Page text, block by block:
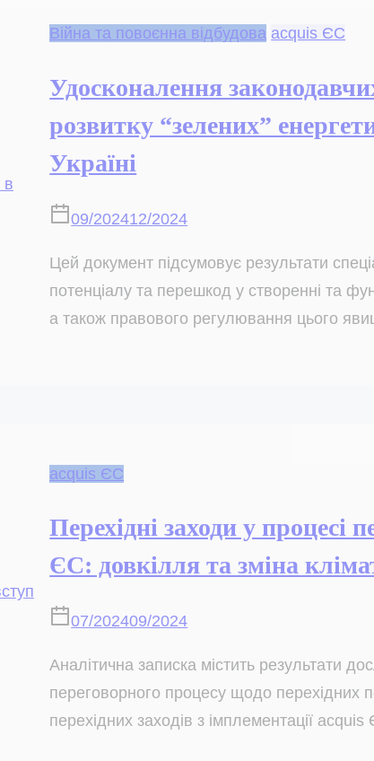
Війна та повоєнна відбудова acquis ЄС
Удосконалення
розвитку “зелених”
Україні
09/202412/2024
Цей документ підсумовує результати
потенціалу та перешкод у створенні та
а також правового регулювання цього
acquis ЄС
Перехідні заходи у процесі
ЄС: довкілля та зміна
07/202409/2024
Аналітична записка містить результати
переговорного процесу щодо перехідних
перехідних заходів з імплементації